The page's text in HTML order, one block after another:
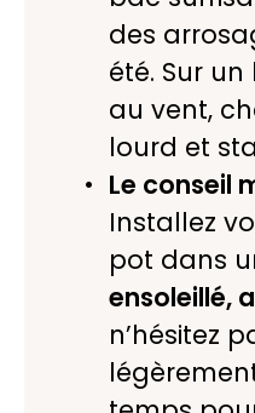
des
été. Sur
au vent,
lourd et
Le conseil
Installez
pot dans
ensoleillé,
n’hésitez